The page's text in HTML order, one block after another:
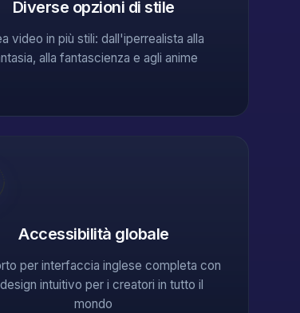
Diverse opzioni di stile
video in più stili: dall'iperrealista alla
alla fantascienza e agli anime
Accessibilità globale
per interfaccia inglese completa con
intuitivo per i creatori in tutto il
mondo